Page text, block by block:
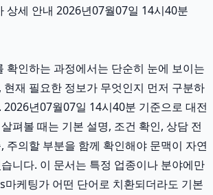
상세 안내 2026년07월07일 14시40분
확인하는 과정에서는 단순히 눈에 보이는
현재 필요한 정보가 무엇인지 먼저 구분하
2026년07월07일 14시40분 기준으로 대전
펴볼 때는 기본 설명, 조건 확인, 상담 전
주의할 부분을 함께 확인해야 문맥이 자연
니다. 이 문서는 특정 업종이나 분야에만
마케팅가 어떤 단어로 치환되더라도 기본